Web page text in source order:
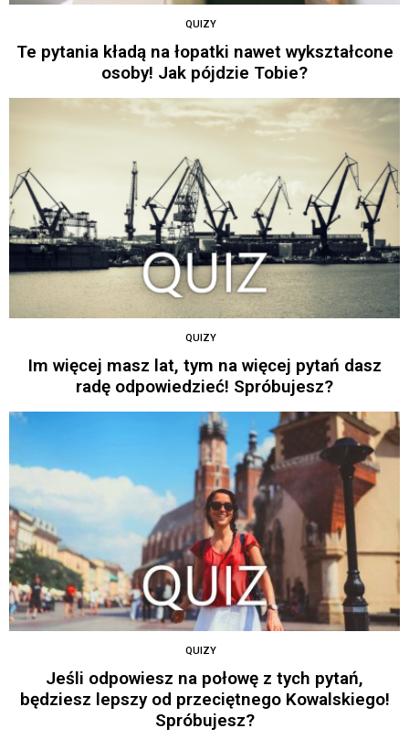
QUIZY
Te pytania kładą na łopatki nawet wykształcone
osoby! Jak pójdzie Tobie?
QUIZY
Im więcej masz lat, tym na więcej pytań dasz
radę odpowiedzieć! Spróbujesz?
QUIZY
Jeśli odpowiesz na połowę z tych pytań,
będziesz lepszy od przeciętnego Kowalskiego!
Spróbujesz?